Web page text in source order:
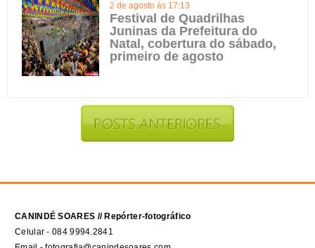
2 de agosto às 17:13
Festival de Quadrilhas
Juninas da Prefeitura do
Natal, cobertura do sábado,
primeiro de agosto
CANINDÉ SOARES // Repórter-fotográfico
Celular - 084 9994.2841